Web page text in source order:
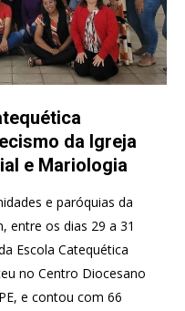
da Igreja
e Mariologia
e paróquias da
entre os dias 29 a 31
Escola Catequética
no Centro Diocesano
e contou com 66